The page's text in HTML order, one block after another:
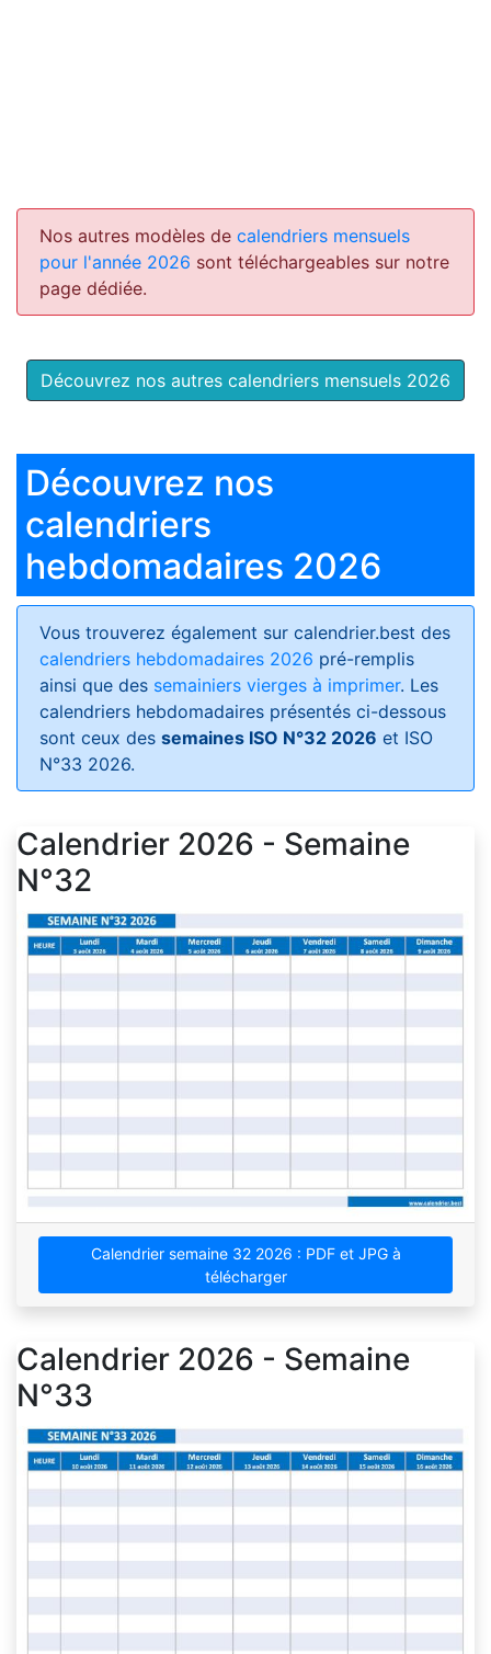
Nos autres modèles de calendriers mensuels
pour l'année 2026 sont téléchargeables sur notre
page dédiée.
Découvrez nos autres calendriers mensuels 2026
Découvrez nos
calendriers
hebdomadaires 2026
Vous trouverez également sur calendrier.best des
calendriers hebdomadaires 2026 pré-remplis
ainsi que des semainiers vierges à imprimer. Les
calendriers hebdomadaires présentés ci-dessous
sont ceux des semaines ISO N°32 2026 et ISO
N°33 2026.
Calendrier 2026 - Semaine
N°32
Calendrier semaine 32 2026 : PDF et JPG à
télécharger
Calendrier 2026 - Semaine
N°33